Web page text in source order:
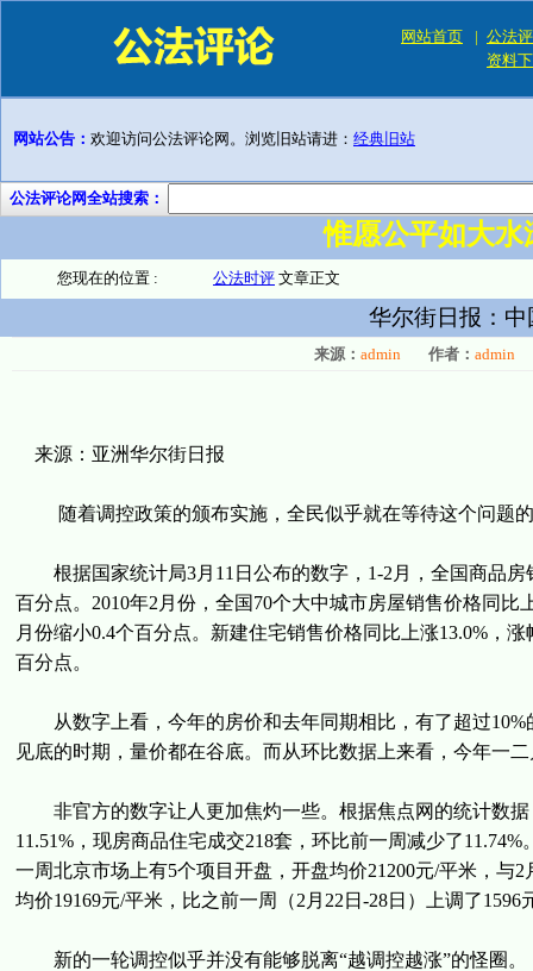
网站首页 | 公法
资料
网站公告： 欢迎访问公法评论网。浏览旧站请进： 经典旧站
公法评论网全站搜索：
惟愿公平如大
您现在的位置 : 公法时评 文章正文
华尔街日报：
来源： admin 作者： admin
来源：亚洲华尔街日报
随着调控政策的颁布实施，全民似乎就在等待这个问题的
根据国家统计局3月11日公布的数字，1-2月，全国商品房
百分点。2010年2月份，全国70个大中城市房屋销售价格同比
月份缩小0.4个百分点。新建住宅销售价格同比上涨13.0%，
百分点。
从数字上看，今年的房价和去年同期相比，有了超过10%
见底的时期，量价都在谷底。而从环比数据上来看，今年一
非官方的数字让人更加焦灼一些。根据焦点网的统计数据
11.51%，现房商品住宅成交218套，环比前一周减少了
一周北京市场上有5个项目开盘，开盘均价21200元/平米，与
均价19169元/平米，比之前一周（2月22日-28日）上调了1596
新的一轮调控似乎并没有能够脱离“越调控越涨”的怪圈。